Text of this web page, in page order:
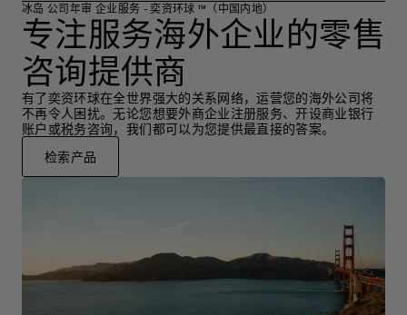
冰岛 公司年审 企业服务 - 奕资环球 ™（中国内地）
专注服务海外企业的零售
咨询提供商
有了奕资环球在全世界强大的关系网络，运营您的海外公司将
不再令人困扰。无论您想要外商企业注册服务、开设商业银行
账户或税务咨询，我们都可以为您提供最直接的答案。
检索产品